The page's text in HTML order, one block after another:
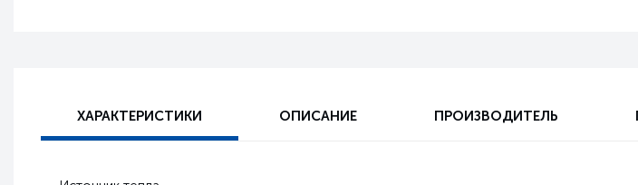
ХАРАКТЕРИСТИКИ ОПИСАНИЕ ПРОИЗВОДИТЕЛЬ